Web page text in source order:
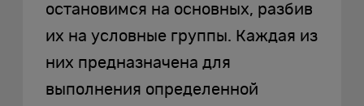
остановимся на основных, разбив
их на условные группы. Каждая из
них предназначена для
выполнения определенной